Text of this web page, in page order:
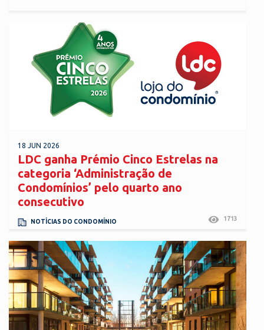
18 JUN 2026
LDC ganha Prémio Cinco Estrelas na
categoria ‘Administração de
Condomínios’ pelo quarto ano
consecutivo
NOTÍCIAS DO CONDOMÍNIO 1713